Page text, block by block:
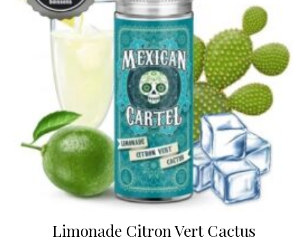
Limonade Citron Vert Cactus